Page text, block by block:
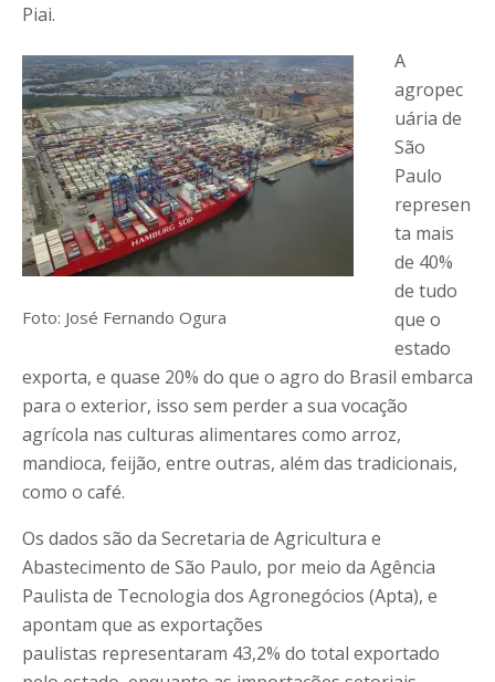
Piai.
Foto: José Fernando Ogura
A
agropec
uária de
São
Paulo
represen
ta mais
de 40%
de tudo
que o
estado
exporta, e quase 20% do que o agro do Brasil embarca
para o exterior, isso sem perder a sua vocação
agrícola nas culturas alimentares como arroz,
mandioca, feijão, entre outras, além das tradicionais,
como o café.
Os dados são da Secretaria de Agricultura e
Abastecimento de São Paulo, por meio da Agência
Paulista de Tecnologia dos Agronegócios (Apta), e
apontam que as exportações
paulistas representaram 43,2% do total exportado